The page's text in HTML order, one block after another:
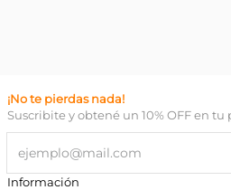
¡No te pierdas nada!
Suscribite y obtené un 10% OFF en
Información